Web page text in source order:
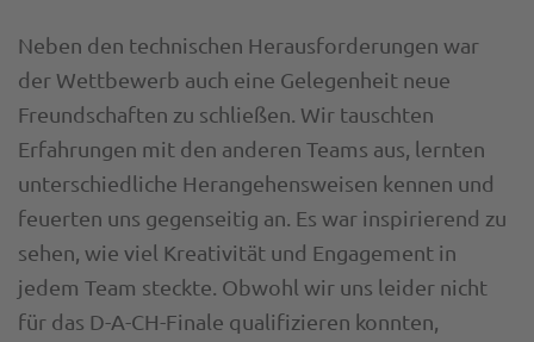
Neben den technischen Herausforderungen war
der Wettbewerb auch eine Gelegenheit neue
Freundschaften zu schließen. Wir tauschten
Erfahrungen mit den anderen Teams aus, lernten
unterschiedliche Herangehensweisen kennen und
feuerten uns gegenseitig an. Es war inspirierend zu
sehen, wie viel Kreativität und Engagement in
jedem Team steckte. Obwohl wir uns leider nicht
für das D-A-CH-Finale qualifizieren konnten,